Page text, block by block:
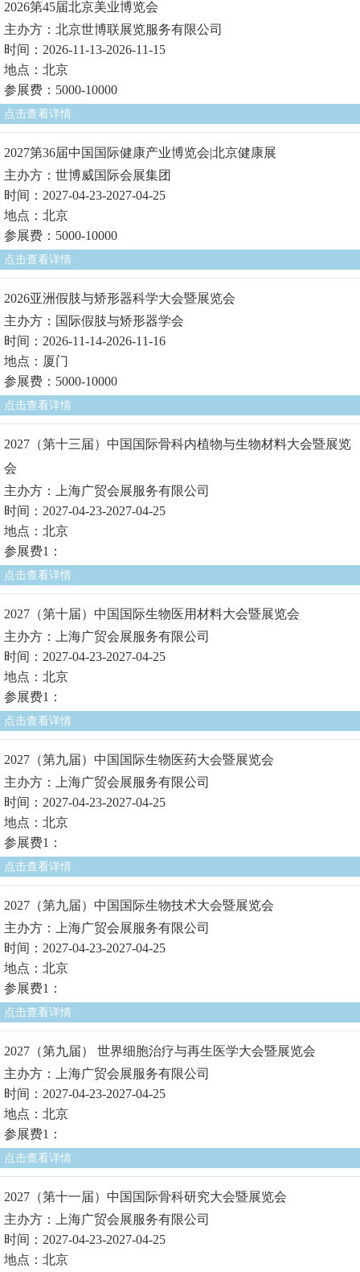
2026第45届北京美业博览会
主办方：北京世博联展览服务有限公司
时间：2026-11-13-2026-11-15
地点：北京
参展费：5000-10000
点击查看详情
2027第36届中国国际健康产业博览会|北京健康展
主办方：世博威国际会展集团
时间：2027-04-23-2027-04-25
地点：北京
参展费：5000-10000
点击查看详情
2026亚洲假肢与矫形器科学大会暨展览会
主办方：国际假肢与矫形器学会
时间：2026-11-14-2026-11-16
地点：厦门
参展费：5000-10000
点击查看详情
2027（第十三届）中国国际骨科内植物与生物材料大会暨展览
会
主办方：上海广贸会展服务有限公司
时间：2027-04-23-2027-04-25
地点：北京
参展费1：
点击查看详情
2027（第十届）中国国际生物医用材料大会暨展览会
主办方：上海广贸会展服务有限公司
时间：2027-04-23-2027-04-25
地点：北京
参展费1：
点击查看详情
2027（第九届）中国国际生物医药大会暨展览会
主办方：上海广贸会展服务有限公司
时间：2027-04-23-2027-04-25
地点：北京
参展费1：
点击查看详情
2027（第九届）中国国际生物技术大会暨展览会
主办方：上海广贸会展服务有限公司
时间：2027-04-23-2027-04-25
地点：北京
参展费1：
点击查看详情
2027（第九届） 世界细胞治疗与再生医学大会暨展览会
主办方：上海广贸会展服务有限公司
时间：2027-04-23-2027-04-25
地点：北京
参展费1：
点击查看详情
2027（第十一届）中国国际骨科研究大会暨展览会
主办方：上海广贸会展服务有限公司
时间：2027-04-23-2027-04-25
地点：北京